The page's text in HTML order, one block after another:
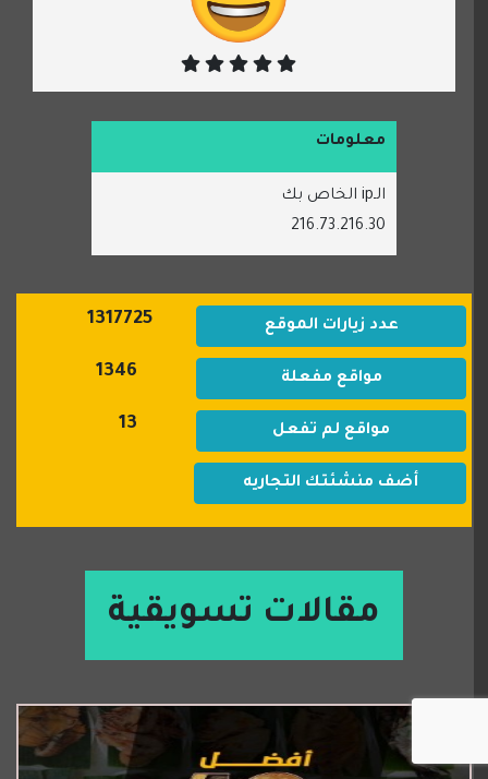
معلومات
الـip الخاص بك
216.73.216.30
عدد زيارات الموقع 1317725
مواقع مفعلة 1346
مواقع لم تفعل 13
أضف منشئتك التجاريه
مقالات تسويقية